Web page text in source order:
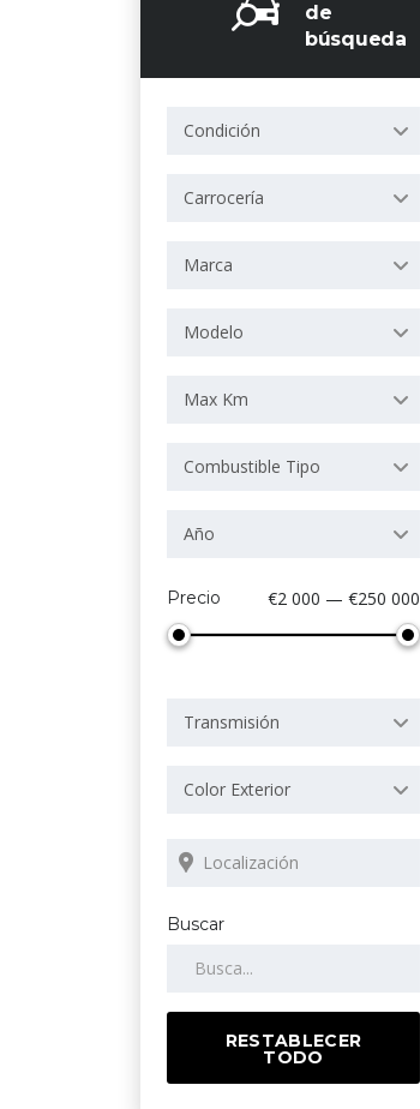
de
búsqueda
Condición
Carrocería
Marca
Modelo
Max Km
Combustible Tipo
Año
Precio €2 000 — €250 000
Transmisión
Color Exterior
Buscar
RESTABLECER
TODO